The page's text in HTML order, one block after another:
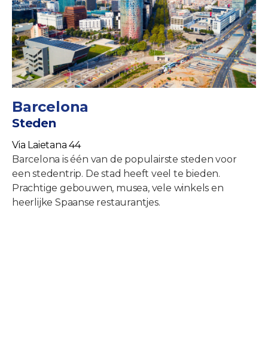
Barcelona
Steden
Via Laietana 44
Barcelona is één van de populairste steden voor
een stedentrip. De stad heeft veel te bieden.
Prachtige gebouwen, musea, vele winkels en
heerlijke Spaanse restaurantjes.